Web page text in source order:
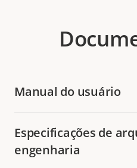
Manual do usuário
Especificações de
engenharia